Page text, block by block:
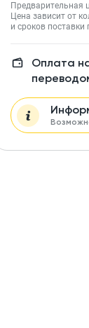
Предварительная
Цена зависит от
и сроков поставки
Оплата